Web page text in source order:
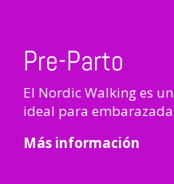
Pre-Parto
El Nordic Walking es
ideal para
Más información